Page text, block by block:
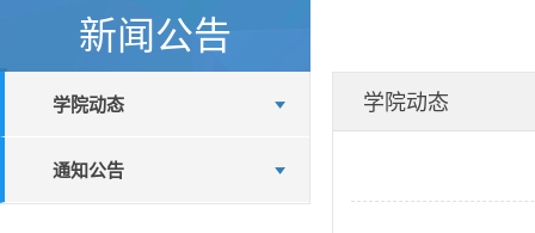
新闻公告
学院动态
通知公告
学院动态